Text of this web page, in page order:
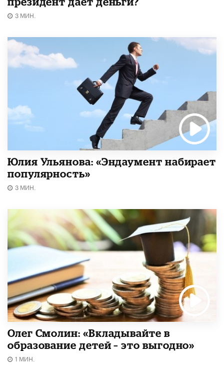
3 МИН.
Юлия Ульянова: «Эндаумент набирает
популярность»
3 МИН.
Олег Смолин: «Вкладывайте в
образование детей – это выгодно»
1 МИН.